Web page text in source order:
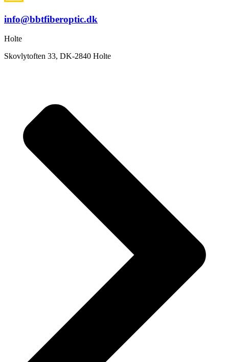
info@bbtfiberoptic.dk
Holte
Skovlytoften 33, DK-2840 Holte